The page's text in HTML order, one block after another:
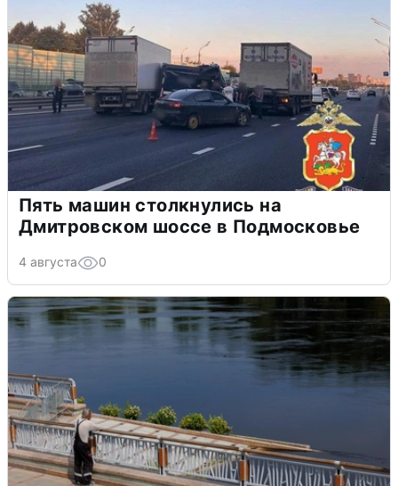
Пять машин столкнулись на
Дмитровском шоссе в Подмосковье
4 августа 0